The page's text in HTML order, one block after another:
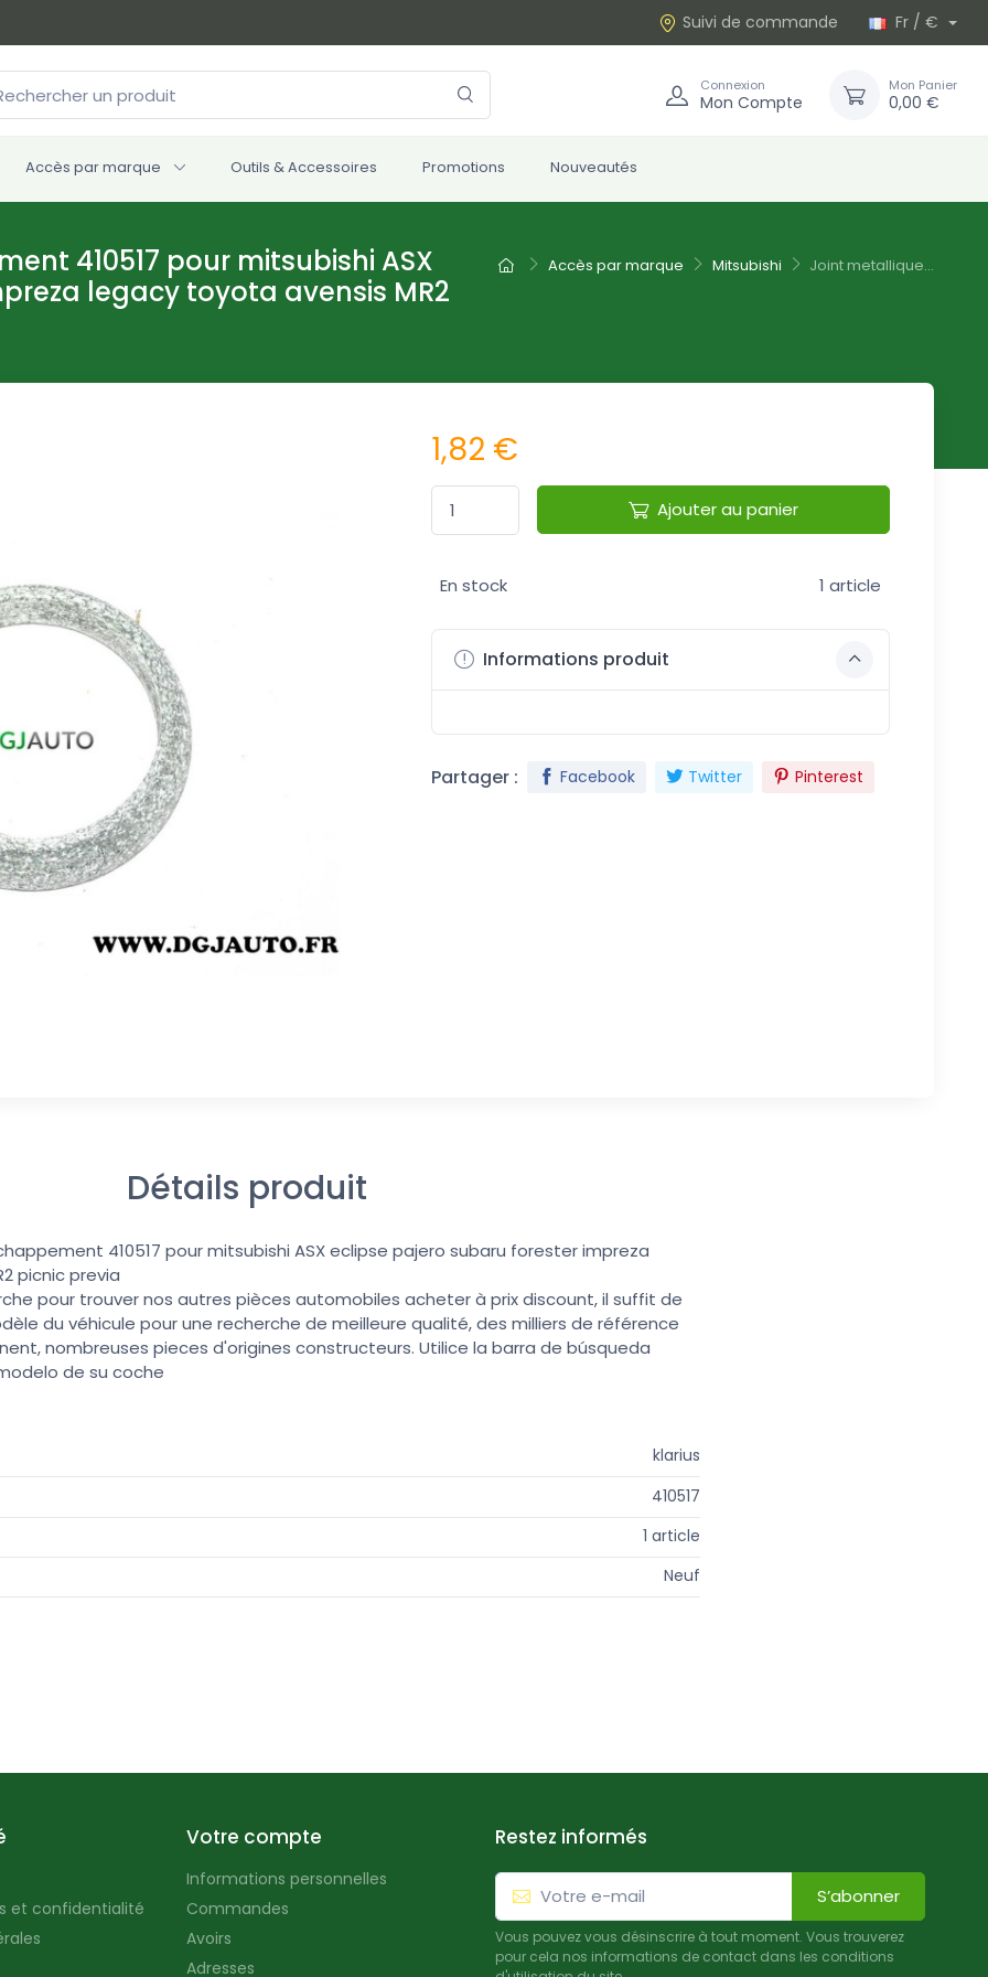
Suivi de commande Fr / €
Connexion
Mon Compte
Mon Panier
0,00 €
Accès par marque Outils & Accessoires Promotions Nouveautés
Accès par marque Mitsubishi Joint metallique...
410517 pour mitsubishi ASX
legacy toyota avensis MR2
1,82 €
Ajouter au panier
En stock 1 article
Informations produit
Partager : Facebook Twitter Pinterest
Détails produit
410517 pour mitsubishi ASX eclipse pajero subaru forester impreza
picnic previa
pour trouver nos autres pièces automobiles acheter à prix discount, il suffit de
du véhicule pour une recherche de meilleure qualité, des milliers de référence
nombreuses pieces d'origines constructeurs. Utilice la barra de búsqueda
de su coche
klarius
410517
1 article
Neuf
et confidentialité
Votre compte
Informations personnelles
Commandes
Avoirs
Adresses
Restez informés
S’abonner
Vous pouvez vous désinscrire à tout moment. Vous trouverez
pour cela nos informations de contact dans les conditions